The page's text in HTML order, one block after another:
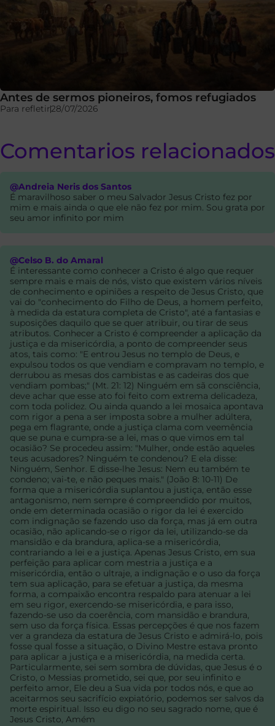
Antes de sermos pioneiros, fomos refugiados
Para refletir28/07/2026
Comentarios relacionados
@Andreia Neris dos Santos
É maravilhoso saber o meu Salvador Jesus Cristo fez por
mim e mais ainda o que ele não fez por mim. Sou grata por
seu amor infinito por mim
@Celso B. do Amaral
É interessante como conhecer a Cristo é algo que requer
sempre mais e mais de nós, visto que existem vários níveis
de conhecimento e opiniões a respeito de Jesus Cristo, que
vai do "conhecimento do Filho de Deus, a homem perfeito,
à medida da estatura completa de Cristo", até a fantasias e
suposições daquilo que se quer atribuir, ou tirar de seus
atributos. Conhecer a Cristo é compreender a aplicação da
justiça e da misericórdia, a ponto de compreender seus
atos, tais como: "E entrou Jesus no templo de Deus, e
expulsou todos os que vendiam e compravam no templo, e
derrubou as mesas dos cambistas e as cadeiras dos que
vendiam pombas;" (Mt. 21: 12) Ninguém em sã consciência,
deve achar que esse ato foi feito com extrema delicadeza,
com toda polidez. Ou ainda quando a lei mosaica apontava
com rigor a pena a ser imposta sobre a mulher adúltera,
pega em flagrante, onde a justiça clama com veemência
que se puna e cumpra-se a lei, mas o que vimos em tal
ocasião? Se procedeu assim: "Mulher, onde estão aqueles
teus acusadores? Ninguém te condenou? E ela disse:
Ninguém, Senhor. E disse-lhe Jesus: Nem eu também te
condeno; vai-te, e não peques mais." (João 8: 10-11) De
forma que a misericórdia suplantou a justiça, então esse
antagonismo, nem sempre é compreendido por muitos,
onde em determinada ocasião o rigor da lei é exercido
com indignação se fazendo uso da força, mas já em outra
ocasião, não aplicando-se o rigor da lei, utilizando-se da
mansidão e da brandura, aplica-se a misericórdia,
contrariando a lei e a justiça. Apenas Jesus Cristo, em sua
perfeição para aplicar com mestria a justiça e a
misericórdia, então o ultraje, a indignação e o uso da força
tem sua aplicação, para se efetuar a justiça, da mesma
forma, a compaixão encontra respaldo para atenuar a lei
em seu rigor, exercendo-se misericórdia, e para isso,
fazendo-se uso da coerência, com mansidão e brandura,
sem uso da força física. Essas percepções é que nos fazem
ver a grandeza da estatura de Jesus Cristo e admirá-lo, pois
fosse qual fosse a situação, o Divino Mestre estava pronto
para aplicar a justiça e a misericórdia, na medida certa.
Particularmente, sei sem sombra de dúvidas, que Jesus é o
Cristo, o Messias prometido, sei que, por seu infinito e
perfeito amor, Ele deu a Sua vida por todos nós, e que ao
aceitarmos seu sacrifício expiatório, podemos ser salvos da
morte espiritual. Isso eu digo no seu sagrado nome, que é
Jesus Cristo, Amém